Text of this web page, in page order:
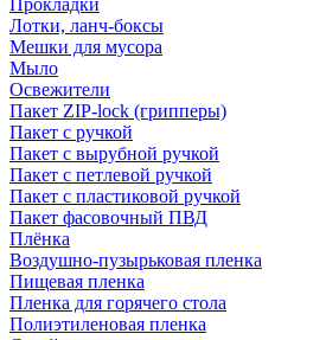
Прокладки
Лотки, ланч-боксы
Мешки для мусора
Мыло
Освежители
Пакет ZIP-lock (грипперы)
Пакет с ручкой
Пакет с вырубной ручкой
Пакет с петлевой ручкой
Пакет с пластиковой ручкой
Пакет фасовочный ПВД
Плёнка
Воздушно-пузырьковая пленка
Пищевая пленка
Пленка для горячего стола
Полиэтиленовая пленка